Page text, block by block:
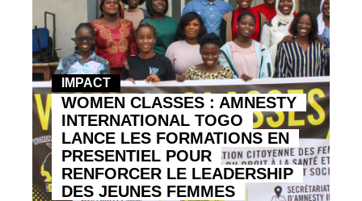
IMPACT
WOMEN CLASSES : AMNESTY
INTERNATIONAL TOGO
LANCE LES FORMATIONS EN
PRESENTIEL POUR
RENFORCER LE LEADERSHIP
DES JEUNES FEMMES